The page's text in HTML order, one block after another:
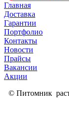
Главная
Доставка
Гарантии
Портфолио
Контакты
Новости
Прайсы
Вакансии
Акции
© Питомник